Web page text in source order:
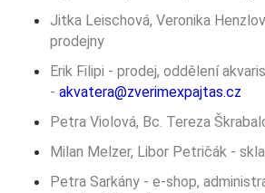
Jitka Leischová, Veronika
prodejny
Erik Filipi - prodej, oddělení
- akvatera@zverimexpajtas.cz
Petra Violová, Bc. Tereza
Milan Melzer, Libor Petričák -
Petra Sarkány - e-shop,